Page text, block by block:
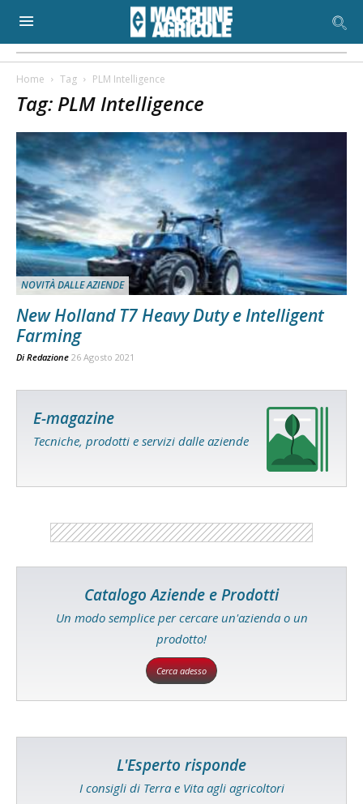
Home Tag PLM Intelligence
Tag: PLM Intelligence
NOVITÀ DALLE AZIENDE
New Holland T7 Heavy Duty e Intelligent
Farming
Di Redazione 26 Agosto 2021
E-magazine
Tecniche, prodotti e servizi dalle aziende
Catalogo Aziende e Prodotti
Un modo semplice per cercare un'azienda o un
prodotto!
Cerca adesso
L'Esperto risponde
I consigli di Terra e Vita agli agricoltori